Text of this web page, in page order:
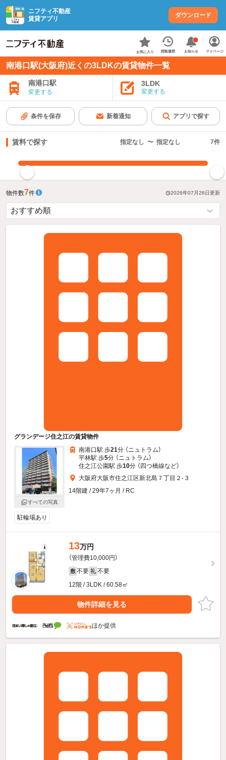
ニフティ不動産
賃貸アプリ
ダウンロード
お気に入り 閲覧履歴 お知らせ マイページ
南港口駅(大阪府)近くの3LDKの賃貸物件一覧
南港口駅
変更する
3LDK
変更する
条件を保存 新着通知 アプリで探す
賃料で探す 指定なし 〜 指定なし 7件
物件数7件 2026年07月26日更新
グランデージ住之江の賃貸物件
すべての写真
南港口駅 歩21分 （ニュトラム）
平林駅 歩5分 （ニュトラム）
住之江公園駅 歩10分 （四つ橋線など）
大阪府大阪市住之江区新北島７丁目２-３
14階建 / 29年7ヶ月 / RC
駐輪場あり
13万円
（管理費10,000円）
敷 不要 礼 不要
12階 / 3LDK / 60.58㎡
物件詳細を見る
ほか提供